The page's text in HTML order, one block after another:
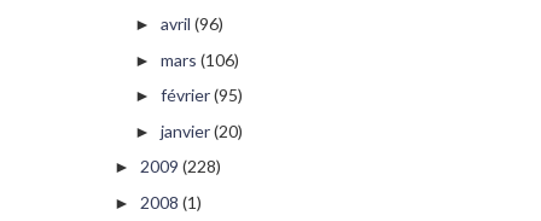
► avril (96)
► mars (106)
► février(95)
► janvier(20)
► 2009 (228)
► 2008 (1)